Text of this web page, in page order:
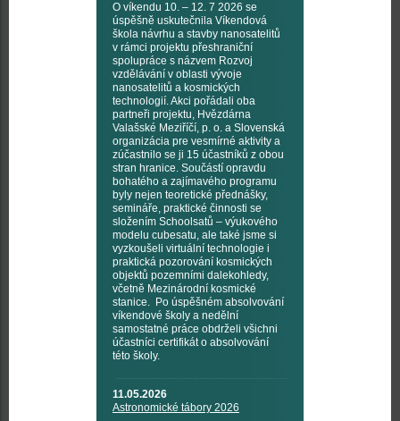
O víkendu 10. – 12. 7 2026 se
úspěšně uskutečnila Víkendová
škola návrhu a stavby nanosatelitů
v rámci projektu přeshraniční
spolupráce s názvem Rozvoj
vzdělávání v oblasti vývoje
nanosatelitů a kosmických
technologií. Akci pořádali oba
partneři projektu, Hvězdárna
Valašské Meziříčí, p. o. a Slovenská
organizácia pre vesmírné aktivity a
zúčastnilo se ji 15 účastníků z obou
stran hranice. Součástí opravdu
bohatého a zajímavého programu
byly nejen teoretické přednášky,
semináře, praktické činnosti se
složením Schoolsatů – výukového
modelu cubesatu, ale také jsme si
vyzkoušeli virtuální technologie i
praktická pozorování kosmických
objektů pozemními dalekohledy,
včetně Mezinárodní kosmické
stanice. Po úspěšném absolvování
víkendové školy a nedělní
samostatné práce obdrželi všichni
účastníci certifikát o absolvování
této školy.
11.05.2026
Astronomické tábory 2026